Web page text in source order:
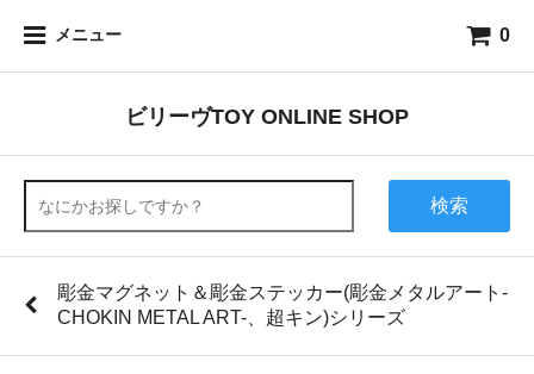
メニュー 0
ビリーヴTOY ONLINE SHOP
検索
彫金マグネット＆彫金ステッカー(彫金メタルアート-
CHOKIN METAL ART-、超キン)シリーズ